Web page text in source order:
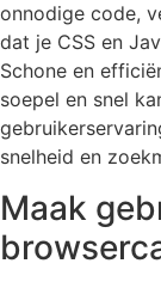
onnodige code,
dat je CSS en
Schone en
soepel en snel
snelheid en
Maak